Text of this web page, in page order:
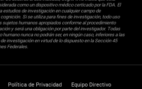
como un dispositivo médico certicado por la FDA. El
estudios de investigación en cualquier campo de
Si se utiliza para fines de investigación, todo uso
sujetos humanos apropiados conforme al procedimiento
y será una obligación por parte del investigador. Todas
nunca no podrán ser, en ningún caso, inferiores a las
investigación en virtud de lo dispuesto en la Sección 45
Federales.
Política de Privacidad Equipo Directivo